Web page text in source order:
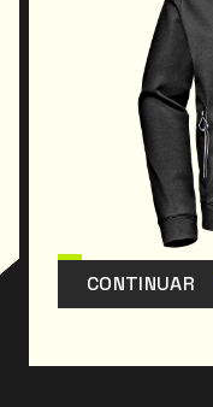
CONTINUAR